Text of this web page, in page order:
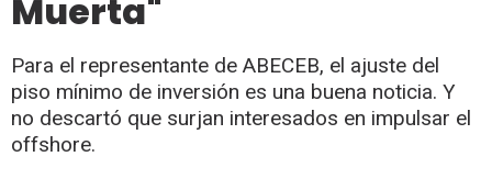
Muerta"
Para el representante de ABECEB, el ajuste del
piso mínimo de inversión es una buena noticia. Y
no descartó que surjan interesados en impulsar el
offshore.